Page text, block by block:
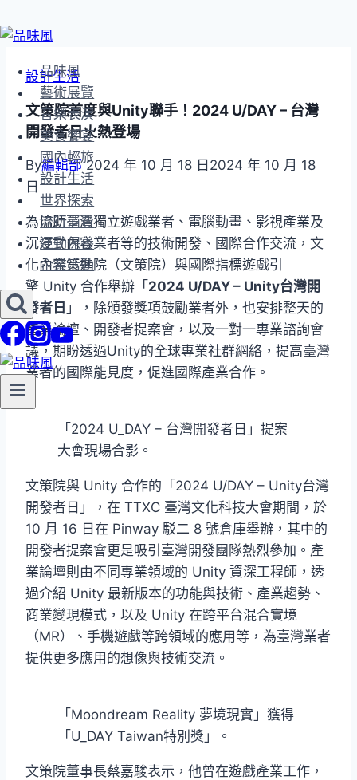
Skip
content品味風
藝術展覽
音樂表演
美食饗宴
國內輕旅
設計生活
世界探索
流行消費
運動保養
企業活動
設計生活
文策院首度與Unity聯手！2024 U/DAY – 台灣
開發者日火熱登場
By編輯部 2024 年 10 月 18 日 2024 年 10 月 18
日
為協助臺灣獨立遊戲業者、電腦動畫、影視產業及
沉浸式內容業者等的技術開發、國際合作交流，文
化內容策進院（文策院）與國際指標遊戲引
擎 Unity 合作舉辦「2024 U/DAY – Unity台灣開
發者日 」，除頒發獎項鼓勵業者外，也安排整天的
產業論壇、開發者提案會，以及一對一專業諮詢會
議，期盼透過Unity的全球專業社群網絡，提高臺灣
業者的國際能見度，促進國際產業合作。
「2024 U_DAY – 台灣開發者日」提案
大會現場合影。
文策院與 Unity 合作的「2024 U/DAY – Unity台灣
開發者日」，在 TTXC 臺灣文化科技大會期間，於
10 月 16 日在 Pinway 駁二 8 號倉庫舉辦，其中的
開發者提案會更是吸引臺灣開發團隊熱烈參加。產
業論壇則由不同專業領域的 Unity 資深工程師，透
過介紹 Unity 最新版本的功能與技術、產業趨勢、
商業變現模式，以及 Unity 在跨平台混合實境
（MR）、手機遊戲等跨領域的應用等，為臺灣業者
提供更多應用的想像與技術交流。
「Moondream Reality 夢境現實」獲得
「U_DAY Taiwan特別獎」。
文策院董事長蔡嘉駿表示，他曾在遊戲產業工作，